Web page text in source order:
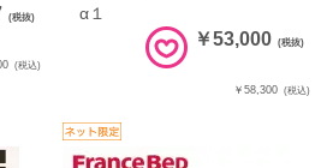
(税抜)
(税込)
α１
￥53,000 (税抜)
￥58,300 (税込)